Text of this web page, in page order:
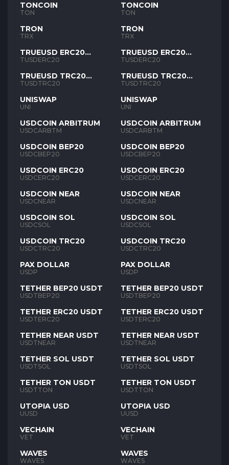
TONCOIN
TON
TRON
TRX
TRUEUSD ERC20
TUSD
TUSDERC20
TRUEUSD TRC20
TUSD
TUSDTRC20
UNISWAP
UNI
USDCOIN ARBITRUM
USDCARBTM
USDCOIN BEP20
USDCBEP20
USDCOIN ERC20
USDCERC20
USDCOIN NEAR
USDCNEAR
USDCOIN SOL
USDCSOL
USDCOIN TRC20
USDCTRC20
PAX DOLLAR
USDP
TETHER BEP20 USDT
USDTBEP20
TETHER ERC20 USDT
USDTERC20
TETHER NEAR USDT
USDTNEAR
TETHER SOL USDT
USDTSOL
TETHER TON USDT
USDTTON
UTOPIA USD
UUSD
VECHAIN
VET
WAVES
WAVES
TONCOIN
TON
TRON
TRX
TRUEUSD ERC20
TUSD
TUSDERC20
TRUEUSD TRC20
TUSD
TUSDTRC20
UNISWAP
UNI
USDCOIN ARBITRUM
USDCARBTM
USDCOIN BEP20
USDCBEP20
USDCOIN ERC20
USDCERC20
USDCOIN NEAR
USDCNEAR
USDCOIN SOL
USDCSOL
USDCOIN TRC20
USDCTRC20
PAX DOLLAR
USDP
TETHER BEP20 USDT
USDTBEP20
TETHER ERC20 USDT
USDTERC20
TETHER NEAR USDT
USDTNEAR
TETHER SOL USDT
USDTSOL
TETHER TON USDT
USDTTON
UTOPIA USD
UUSD
VECHAIN
VET
WAVES
WAVES